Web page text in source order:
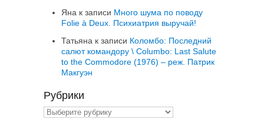
Яна к записи Много шума по поводу
Folie à Deux. Психиатрия выручай!
Татьяна к записи Коломбо: Последний
салют командору \ Columbo: Last Salute
to the Commodore (1976) – реж. Патрик
Макгуэн
Рубрики
Рубрики